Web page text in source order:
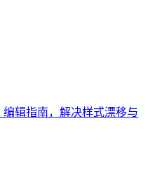
辑指南，解决样式漂移与